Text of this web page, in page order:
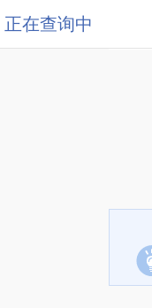
正在查询中